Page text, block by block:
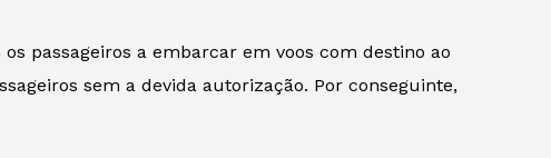
passageiros a embarcar em voos com destino ao
sem a devida autorização. Por conseguinte,